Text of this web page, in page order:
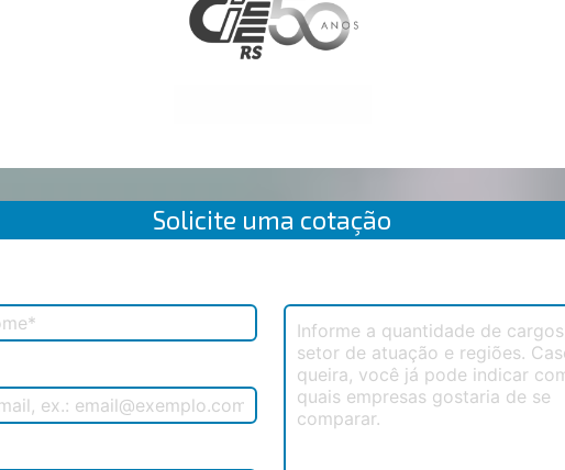
Solicite uma cotação